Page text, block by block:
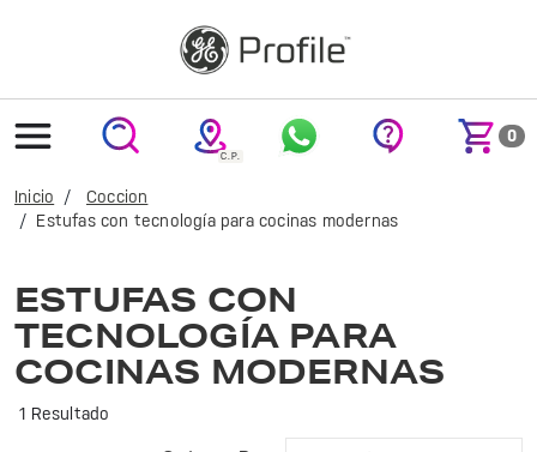
0
Inicio
Coccion
Estufas con tecnología para cocinas modernas
ESTUFAS CON
TECNOLOGÍA PARA
COCINAS MODERNAS
1 Resultado